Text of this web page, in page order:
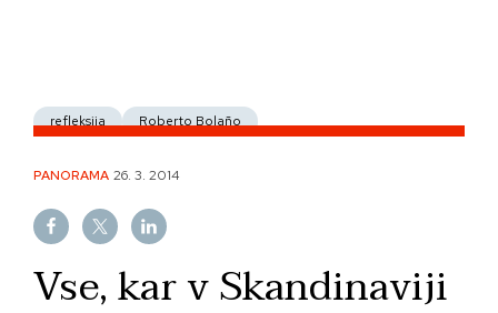
refleksija Roberto Bolaño
PANORAMA 26. 3. 2014
Vse, kar v Skandinaviji